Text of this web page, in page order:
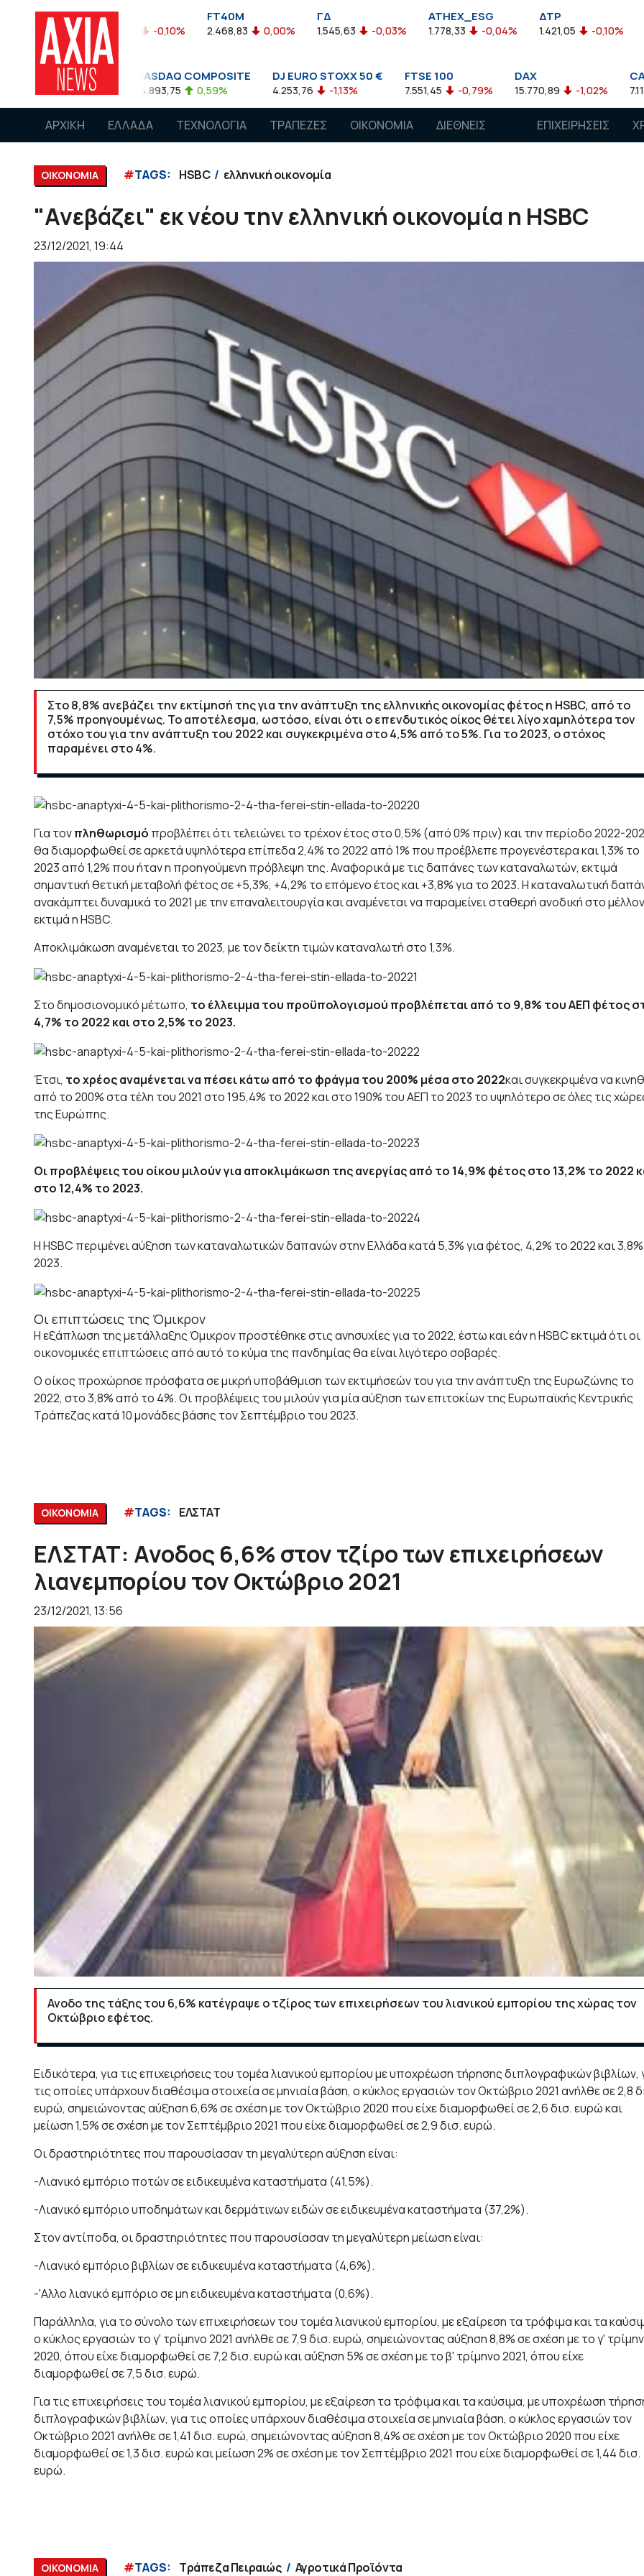
FTASE
3.774,48 -0,10% 2.468,83 0,00% 1.545,63 -0,03% 1.778,33 -0,04%
ΔΤΡ
1.421,05 -0,10% 2.211,72
NASDAQ COMPOSITE
14.893,75 0,59%
DJ EURO STOXX 50 €
4.253,76 -1,13%
FTSE 100
7.551,45 -0,79%
DAX
15.770,89 -1,02% 7.118,50 -1,15%
ΑΡΧΙΚΗ ΕΛΛΑΔΑ ΤΕΧΝΟΛΟΓΙΑ ΤΡΑΠΕΖΕΣ ΟΙΚΟΝΟΜΙΑ
ΔΙΕΘΝΕΙΣ
ΕΠΙΧΕΙΡΗΣΕΙΣ
ΟΙΚΟΝΟΜΙΑ #TAGS: HSBC ελληνική οικονομία
"Ανεβάζει" εκ νέου την ελληνική οικονομία η HSBC
23/12/2021, 19:44
Στο 8,8% ανεβάζει την εκτίμησή της για την ανάπτυξη της ελληνικής οικονομίας φέτος η HSBC, από το
7,5% προηγουμένως. Το αποτέλεσμα, ωστόσο, είναι ότι ο επενδυτικός οίκος θέτει λίγο χαμηλότερα τον
στόχο του για την ανάπτυξη του 2022 και συγκεκριμένα στο 4,5% από το 5%. Για το 2023, ο στόχος
παραμένει στο 4%.
Για τονπληθωρισμό προβλέπει ότι τελειώνει το τρέχον έτος στο 0,5% (από 0% πριν) και την περίοδο 2022-
θα διαμορφωθεί σε αρκετά υψηλότερα επίπεδα 2,4% το 2022 από 1% που προέβλεπε προγενέστερα και 1,3% το
2023 από 1,2% που ήταν η προηγούμενη πρόβλεψη της. Αναφορικά με τις δαπάνες των καταναλωτών, εκτιμά
σημαντική θετική μεταβολή φέτος σε +5,3%, +4,2% το επόμενο έτος και +3,8% για το 2023. Η καταναλωτική
ανακάμπτει δυναμικά το 2021 με την επαναλειτουργία και αναμένεται να παραμείνει σταθερή ανοδική στο
εκτιμά η HSBC.
Αποκλιμάκωση αναμένεται το 2023, με τον δείκτη τιμών καταναλωτή στο 1,3%.
Στο δημοσιονομικό μέτωπο, το έλλειμμα του προϋπολογισμού προβλέπεται από το 9,8% του ΑΕΠ φέτος
4,7% το 2022 και στο 2,5% το 2023.
Έτσι, το χρέος αναμένεται να πέσει κάτω από το φράγμα του 200% μέσα στο 2022και συγκεκριμένα να
από το 200% στα τέλη του 2021 στο 195,4% το 2022 και στο 190% του ΑΕΠ το 2023 το υψηλότερο σε όλες τις
της Ευρώπης.
Οι προβλέψεις του οίκου μιλούν για αποκλιμάκωση της ανεργίας από το 14,9% φέτος στο 13,2% το 2022
στο 12,4% το 2023.
Η HSBC περιμένει αύξηση των καταναλωτικών δαπανών στην Ελλάδα κατά 5,3% για φέτος, 4,2% το 2022 και
2023.
Οι επιπτώσεις της Όμικρον
Η εξάπλωση της μετάλλαξης Όμικρον προστέθηκε στις ανησυχίες για το 2022, έστω και εάν η HSBC εκτιμά ότι οι
οικονομικές επιπτώσεις από αυτό το κύμα της πανδημίας θα είναι λιγότερο σοβαρές.
Ο οίκος προχώρησε πρόσφατα σε μικρή υποβάθμιση των εκτιμήσεών του για την ανάπτυξη της Ευρωζώνης το
2022, στο 3,8% από το 4%. Οι προβλέψεις του μιλούν για μία αύξηση των επιτοκίων της Ευρωπαϊκής Κεντρικής
Τράπεζας κατά 10 μονάδες βάσης τον Σεπτέμβριο του 2023.
ΟΙΚΟΝΟΜΙΑ #TAGS: ΕΛΣΤΑΤ
ΕΛΣΤΑΤ: Ανοδος 6,6% στον τζίρο των επιχειρήσεων
λιανεμπορίου τον Οκτώβριο 2021
23/12/2021, 13:56
Ανοδο της τάξης του 6,6% κατέγραψε ο τζίρος των επιχειρήσεων του λιανικού εμπορίου της χώρας τον
Οκτώβριο εφέτος.
Ειδικότερα, για τις επιχειρήσεις του τομέα λιανικού εμπορίου με υποχρέωση τήρησης διπλογραφικών βιβλίων,
τις οποίες υπάρχουν διαθέσιμα στοιχεία σε μηνιαία βάση, ο κύκλος εργασιών τον Οκτώβριο 2021 ανήλθε σε 2,8
ευρώ, σημειώνοντας αύξηση 6,6% σε σχέση με τον Οκτώβριο 2020 που είχε διαμορφωθεί σε 2,6 δισ. ευρώ και
μείωση 1,5% σε σχέση με τον Σεπτέμβριο 2021 που είχε διαμορφωθεί σε 2,9 δισ. ευρώ.
Οι δραστηριότητες που παρουσίασαν τη μεγαλύτερη αύξηση είναι:
-Λιανικό εμπόριο ποτών σε ειδικευμένα καταστήματα (41,5%).
-Λιανικό εμπόριο υποδημάτων και δερμάτινων ειδών σε ειδικευμένα καταστήματα (37,2%).
Στον αντίποδα, οι δραστηριότητες που παρουσίασαν τη μεγαλύτερη μείωση είναι:
-Λιανικό εμπόριο βιβλίων σε ειδικευμένα καταστήματα (4,6%).
-'Αλλο λιανικό εμπόριο σε μη ειδικευμένα καταστήματα (0,6%).
Παράλληλα, για το σύνολο των επιχειρήσεων του τομέα λιανικού εμπορίου, με εξαίρεση τα τρόφιμα και τα
ο κύκλος εργασιών το γ' τρίμηνο 2021 ανήλθε σε 7,9 δισ. ευρώ, σημειώνοντας αύξηση 8,8% σε σχέση με το γ'
2020, όπου είχε διαμορφωθεί σε 7,2 δισ. ευρώ και αύξηση 5% σε σχέση με το β' τρίμηνο 2021, όπου είχε
διαμορφωθεί σε 7,5 δισ. ευρώ.
Για τις επιχειρήσεις του τομέα λιανικού εμπορίου, με εξαίρεση τα τρόφιμα και τα καύσιμα, με υποχρέωση
διπλογραφικών βιβλίων, για τις οποίες υπάρχουν διαθέσιμα στοιχεία σε μηνιαία βάση, ο κύκλος εργασιών τον
Οκτώβριο 2021 ανήλθε σε 1,41 δισ. ευρώ, σημειώνοντας αύξηση 8,4% σε σχέση με τον Οκτώβριο 2020 που είχε
διαμορφωθεί σε 1,3 δισ. ευρώ και μείωση 2% σε σχέση με τον Σεπτέμβριο 2021 που είχε διαμορφωθεί σε 1,44 δισ.
ευρώ.
ΟΙΚΟΝΟΜΙΑ #TAGS: Τράπεζα Πειραιώς Αγροτικά Προϊόντα